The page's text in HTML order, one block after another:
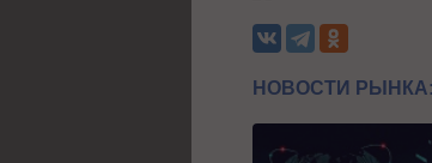
НОВОСТИ РЫНКА: